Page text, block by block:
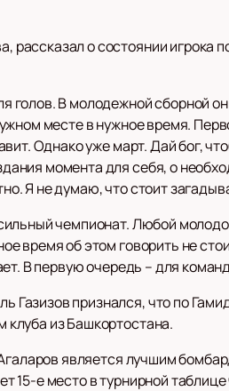
рассказал о состоянии игрока
голов. В молодежной сборной
месте в нужное время.
Однако уже март. Дай бог,
момента для себя, о
Я не думаю, что стоит
чемпионат. Любой
время об этом говорить не
В первую очередь – для
Газизов признался, что по
клуба из Башкортостана.
является лучшим
15-е место в турнирной